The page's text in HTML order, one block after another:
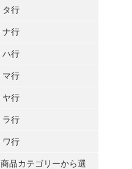
タ行
ナ行
ハ行
マ行
ヤ行
ラ行
ワ行
商品カテゴリーから選